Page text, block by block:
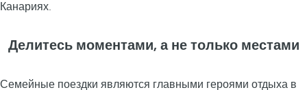
Канариях.
Делитесь моментами, а не только местами
Семейные поездки являются главными героями отдыха в